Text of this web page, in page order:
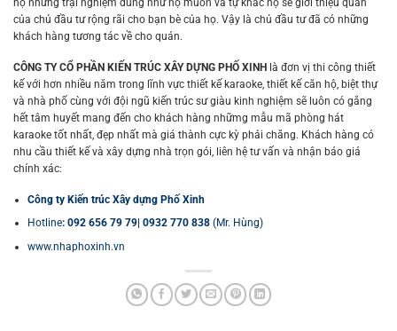
của chủ đầu tư rộng rãi cho bạn bè của họ. Vậy là chủ đầu tư đã có những
khách hàng tương tác về cho quán.
CÔNG TY CỔ PHẦN KIẾN TRÚC XÂY DỰNG PHỐ XINH là đơn vị thi công thiết
kế với hơn nhiều năm trong lĩnh vực thiết kế karaoke, thiết kế căn hộ, biệt thự
và nhà phố cùng với đội ngũ kiến trúc sư giàu kinh nghiệm sẽ luôn có gắng
hết tâm huyết mang đến cho khách hàng nhữmg mẫu mã phòng hát
karaoke tốt nhất, đẹp nhất mà giá thành cực kỳ phải chăng. Khách hàng có
nhu cầu thiết kế và xây dựng nhà trọn gói, liên hệ tư vấn và nhận báo giá
chính xác:
Công ty Kiến trúc Xây dựng Phố Xinh
Hotline: 092 656 79 79| 0932 770 838 (Mr. Hùng)
www.nhaphoxinh.vn